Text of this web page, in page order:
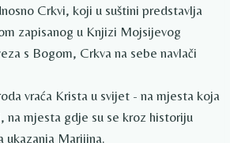
Crkvi, koji u suštini predstavlja
zapisanog u Knjizi Mojsijevog
s Bogom, Crkva na sebe navlači
vraća Krista u svijet - na mjesta koja
na mjesta gdje su se kroz historiju
ukazanja Marijina.